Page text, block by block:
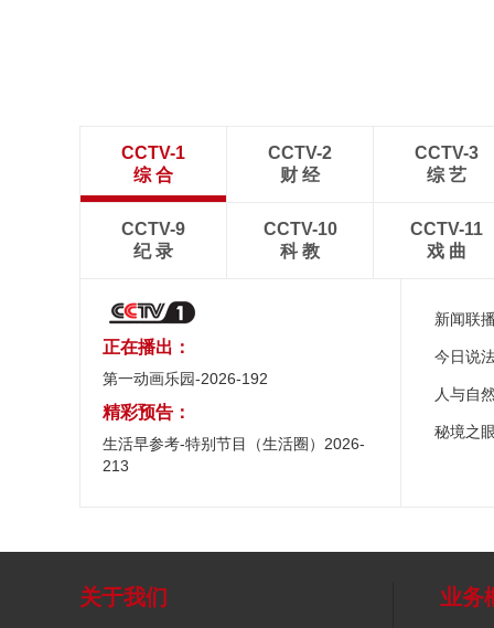
CCTV-1
综 合
CCTV-2
财 经
CCTV-3
综 艺
CCTV-9
纪 录
CCTV-10
科 教
CCTV-11
戏 曲
正在播出：
第一动画乐园-2026-192
精彩预告：
生活早参考-特别节目（生活圈）2026-
213
新闻联
今日说
人与自
秘境之
关于我们 业务